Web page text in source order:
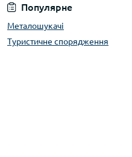
Популярне
Металошукачі
Туристичне спорядження